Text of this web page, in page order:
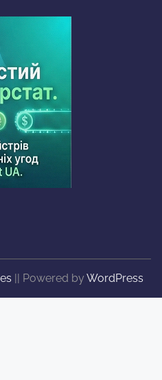
|| Powered by WordPress